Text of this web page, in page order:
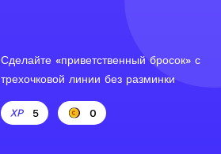
Сделайте «приветственный бросок» с
трехочковой линии без разминки
5 0